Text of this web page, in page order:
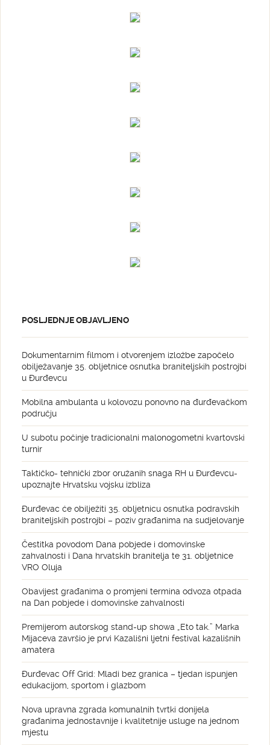
POSLJEDNJE OBJAVLJENO
Dokumentarnim filmom i otvorenjem izložbe započelo
obilježavanje 35. obljetnice osnutka braniteljskih postrojbi
u Đurđevcu
Mobilna ambulanta u kolovozu ponovno na đurđevačkom
području
U subotu počinje tradicionalni malonogometni kvartovski
turnir
Taktičko- tehnički zbor oružanih snaga RH u Đurđevcu-
upoznajte Hrvatsku vojsku izbliza
Đurđevac će obilježiti 35. obljetnicu osnutka podravskih
braniteljskih postrojbi – poziv građanima na sudjelovanje
Čestitka povodom Dana pobjede i domovinske
zahvalnosti i Dana hrvatskih branitelja te 31. obljetnice
VRO Oluja
Obavijest građanima o promjeni termina odvoza otpada
na Dan pobjede i domovinske zahvalnosti
Premijerom autorskog stand-up showa „Eto tak.” Marka
Mijaceva završio je prvi Kazališni ljetni festival kazališnih
amatera
Đurđevac Off Grid: Mladi bez granica – tjedan ispunjen
edukacijom, sportom i glazbom
Nova upravna zgrada komunalnih tvrtki donijela
građanima jednostavnije i kvalitetnije usluge na jednom
mjestu